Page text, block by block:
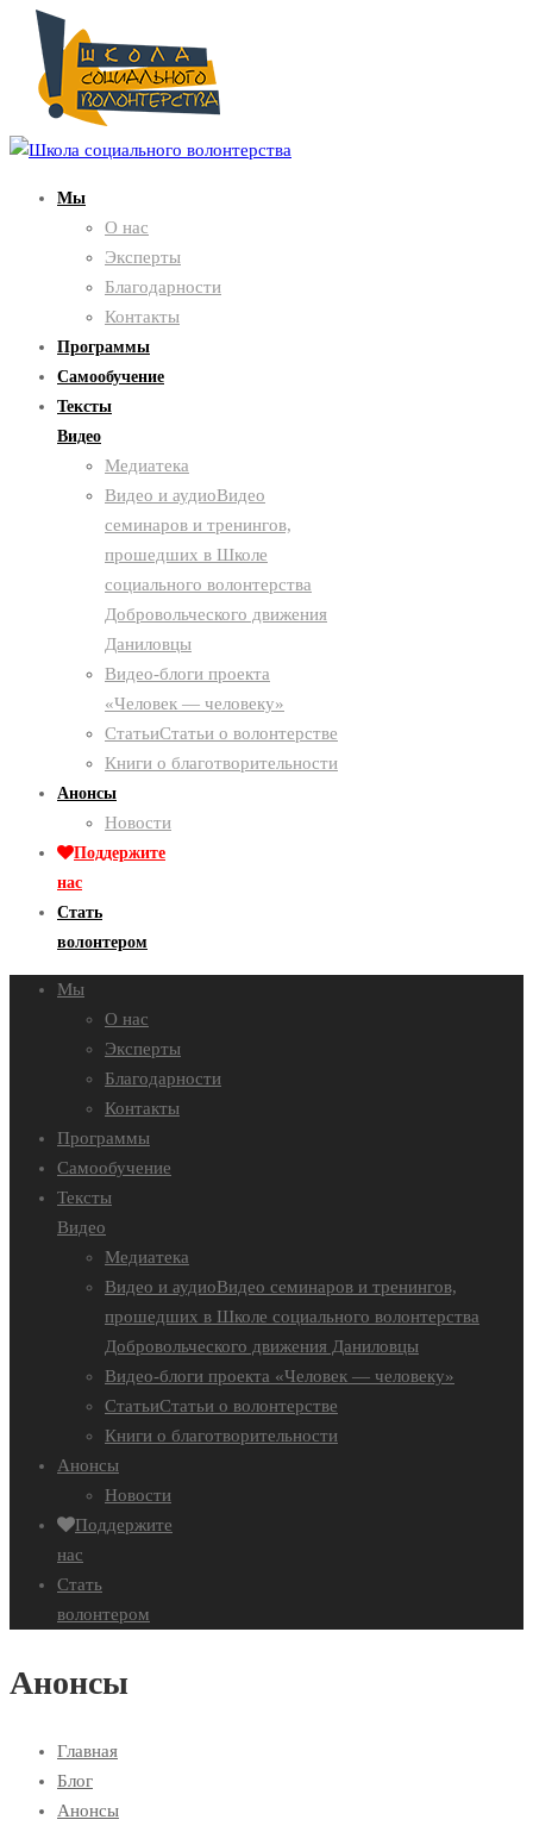
Мы
О нас
Эксперты
Благодарности
Контакты
Программы
Самообучение
Тексты
Видео
Медиатека
Видео и аудиоВидео
семинаров и тренингов,
прошедших в Школе
социального волонтерства
Добровольческого движения
Даниловцы
Видео-блоги проекта
«Человек — человеку»
СтатьиСтатьи о волонтерстве
Книги о благотворительности
Анонсы
Новости
Поддержите
нас
Стать
волонтером
Мы
О нас
Эксперты
Благодарности
Контакты
Программы
Самообучение
Тексты
Видео
Медиатека
Видео и аудиоВидео семинаров и тренингов,
прошедших в Школе социального волонтерства
Добровольческого движения Даниловцы
Видео-блоги проекта «Человек — человеку»
СтатьиСтатьи о волонтерстве
Книги о благотворительности
Анонсы
Новости
Поддержите
нас
Стать
волонтером
Анонсы
Главная
Блог
Анонсы